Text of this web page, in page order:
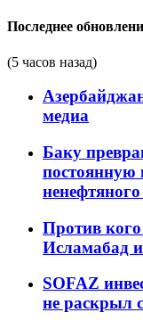
Последнее
(5 часов назад)
медиа
Баку
постоянную
Против
Исламабад
SOFAZ
не раскрыл